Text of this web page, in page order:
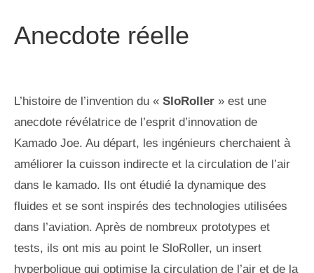
Anecdote réelle
L’histoire de l’invention du « SloRoller » est une
anecdote révélatrice de l’esprit d’innovation de
Kamado Joe. Au départ, les ingénieurs cherchaient à
améliorer la cuisson indirecte et la circulation de l’air
dans le kamado. Ils ont étudié la dynamique des
fluides et se sont inspirés des technologies utilisées
dans l’aviation. Après de nombreux prototypes et
tests, ils ont mis au point le SloRoller, un insert
hyperbolique qui optimise la circulation de l’air et de la